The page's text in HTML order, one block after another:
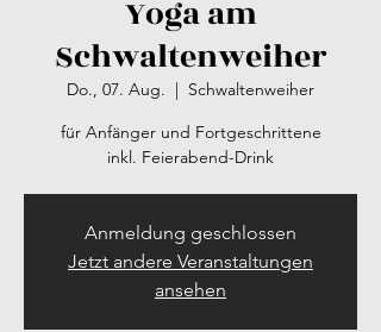
Yoga am
Schwaltenweiher
Do., 07. Aug.
  |
Schwaltenweiher
für Anfänger und Fortgeschrittene
inkl. Feierabend-Drink
Anmeldung geschlossen
Jetzt andere Veranstaltungen
ansehen